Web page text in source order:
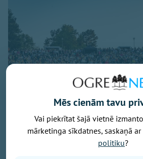
Mēs cienām tavu
Vai piekrītat šajā vietnē
mārketinga sīkdatnes, saskaņā
politiku?